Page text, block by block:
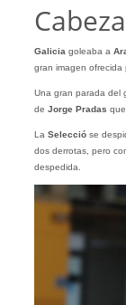
Galicia goleaba a
gran imagen ofrecida
Una gran parada del
de Jorge Pradas
La Seleccióse
dos derrotas, pero
despedida.